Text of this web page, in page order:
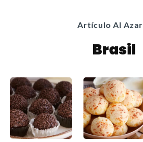
Artículo Al Azar
Brasil